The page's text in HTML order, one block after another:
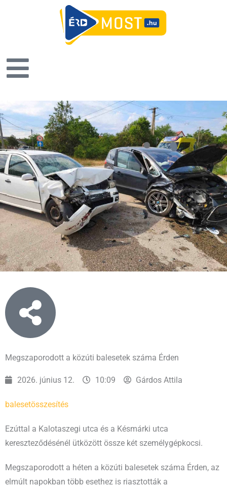
Megszaporodott a közúti balesetek száma Érden
2026. június 12. 10:09 Gárdos Attila
balesetösszesítés
Ezúttal a Kalotaszegi utca és a Késmárki utca
kereszteződésénél ütközött össze két személygépkocsi.
Megszaporodott a héten a közúti balesetek száma Érden, az
elmúlt napokban több esethez is riasztották a